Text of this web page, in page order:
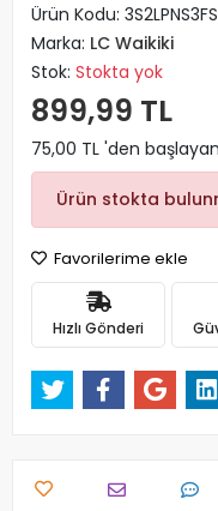
Ürün Kodu:
Marka: LC Waikiki
Stok: Stokta yok
899,99 TL
75,00 TL 'den
Ürün stokta
Favorilerime ekle
Hızlı Gönderi